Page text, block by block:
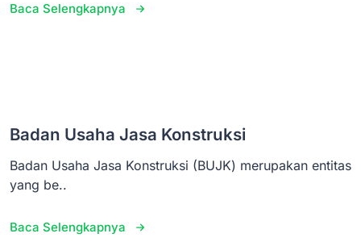
Baca Selengkapnya
Badan Usaha Jasa Konstruksi
Badan Usaha Jasa Konstruksi (BUJK) merupakan entitas
yang be..
Baca Selengkapnya